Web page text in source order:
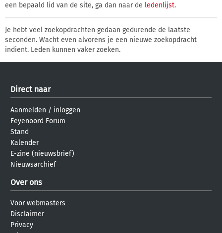
een bepaald lid van de site, ga dan naar de ledenlijst.
Je hebt veel zoekopdrachten gedaan gedurende de laatste
seconden. Wacht even alvorens je een nieuwe zoekopdracht
indient. Leden kunnen vaker zoeken.
Direct naar
Aanmelden / inloggen
Feyenoord Forum
Stand
Kalender
E-zine (nieuwsbrief)
Nieuwsarchief
Over ons
Voor webmasters
Disclaimer
Privacy